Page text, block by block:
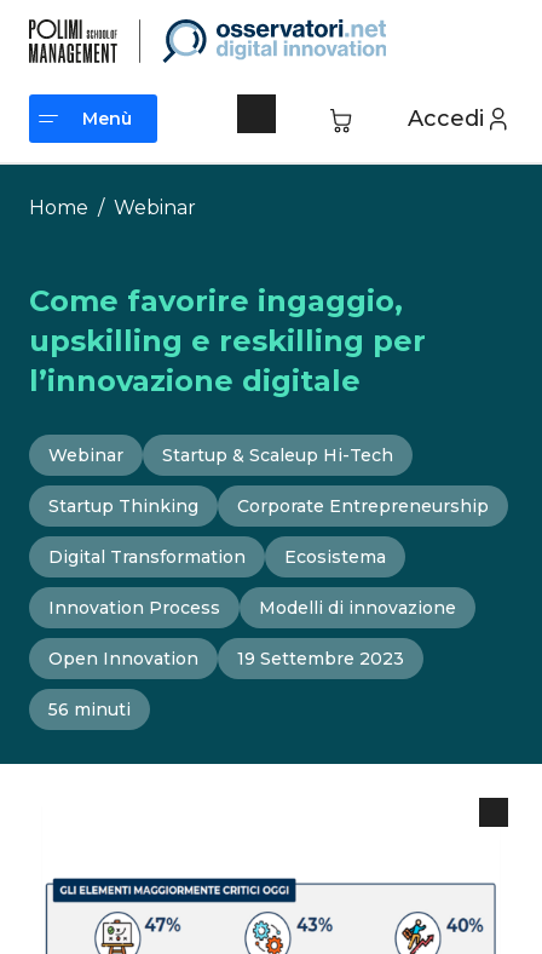
contenuto
Accedi
Menù
Menù
Home / Webinar
Come favorire ingaggio,
upskilling e reskilling per
l’innovazione digitale
Webinar Startup & Scaleup Hi-Tech
Startup Thinking Corporate Entrepreneurship
Digital Transformation Ecosistema
Innovation Process Modelli di innovazione
Open Innovation 19 Settembre 2023
56 minuti